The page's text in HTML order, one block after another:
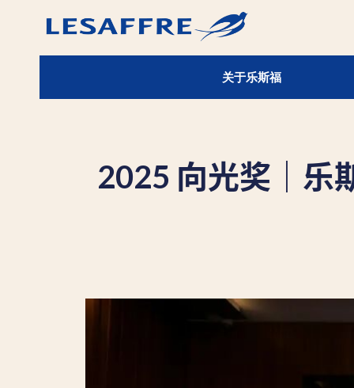
关于乐斯福
2025 向光奖｜乐